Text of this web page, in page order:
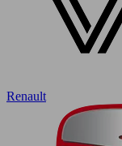
Renault